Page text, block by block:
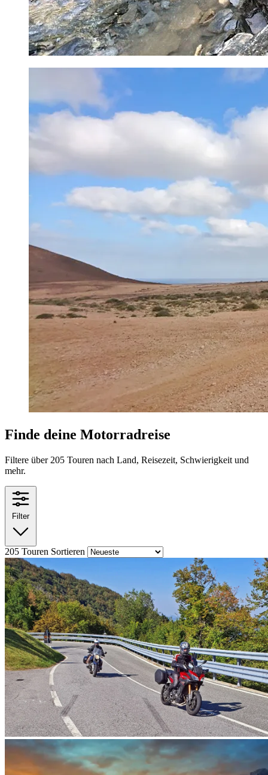
Finde deine Motorradreise
Filtere über 205 Touren nach Land, Reisezeit, Schwierigkeit und
mehr.
Filter
205 Touren Sortieren